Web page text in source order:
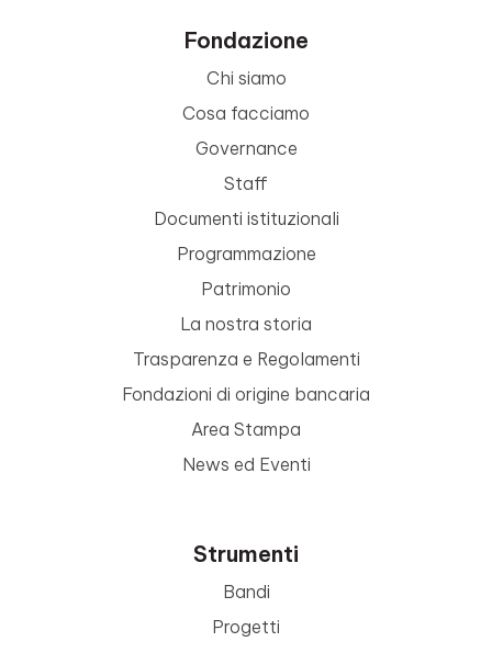
Fondazione
Chi siamo
Cosa facciamo
Governance
Staff
Documenti istituzionali
Programmazione
Patrimonio
La nostra storia
Trasparenza e Regolamenti
Fondazioni di origine bancaria
Area Stampa
News ed Eventi
Strumenti
Bandi
Progetti